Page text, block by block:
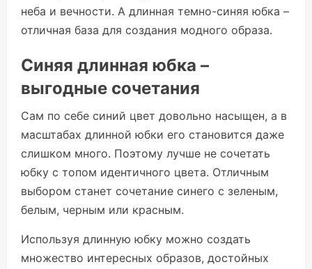
неба и вечности. А длинная темно-синяя юбка –
отличная база для создания модного образа.
Синяя длинная юбка –
выгодные сочетания
Сам по себе синий цвет довольно насыщен, а в
масштабах длинной юбки его становится даже
слишком много. Поэтому лучше не сочетать
юбку с топом идентичного цвета. Отличным
выбором станет сочетание синего с зеленым,
белым, черным или красным.
Используя длинную юбку можно создать
множество интересных образов, достойных